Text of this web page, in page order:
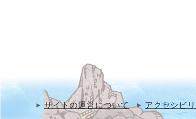
サイトの運営について アクセシビ